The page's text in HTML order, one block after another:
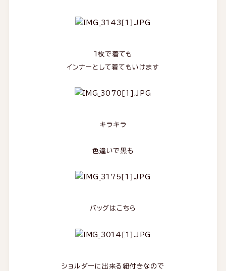
1枚で着ても
インナーとして着てもいけます
キラキラ
色違いで黒も
バッグはこちら
ショルダーに出来る紐付きなので